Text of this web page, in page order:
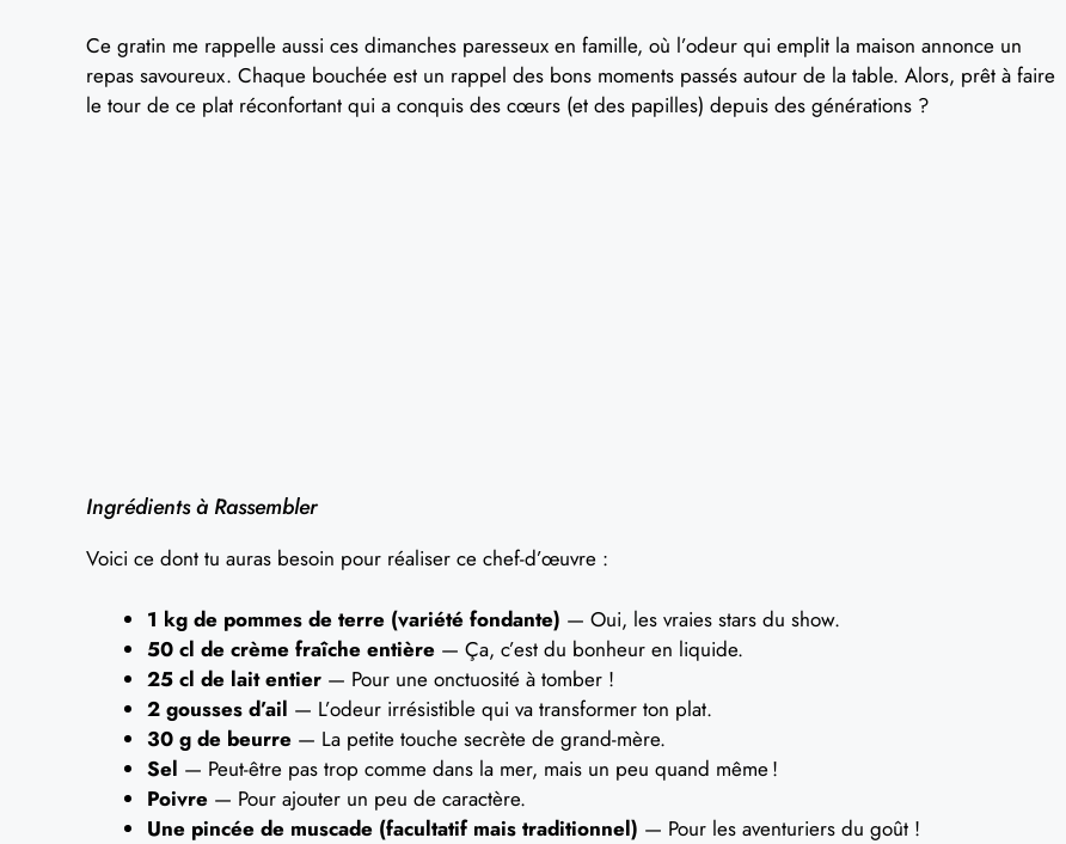
Ce gratin me rappelle aussi ces dimanches paresseux en famille, où l’odeur qui emplit la maison annonce un
repas savoureux. Chaque bouchée est un rappel des bons moments passés autour de la table. Alors, prêt à faire
le tour de ce plat réconfortant qui a conquis des cœurs (et des papilles) depuis des générations ?
Ingrédients à Rassembler
Voici ce dont tu auras besoin pour réaliser ce chef-d’œuvre :
1 kg de pommes de terre (variété fondante) — Oui, les vraies stars du show.
50 cl de crème fraîche entière — Ça, c’est du bonheur en liquide.
25 cl de lait entier — Pour une onctuosité à tomber !
2 gousses d’ail — L’odeur irrésistible qui va transformer ton plat.
30 g de beurre — La petite touche secrète de grand-mère.
Sel — Peut-être pas trop comme dans la mer, mais un peu quand même !
Poivre — Pour ajouter un peu de caractère.
Une pincée de muscade (facultatif mais traditionnel) — Pour les aventuriers du goût !